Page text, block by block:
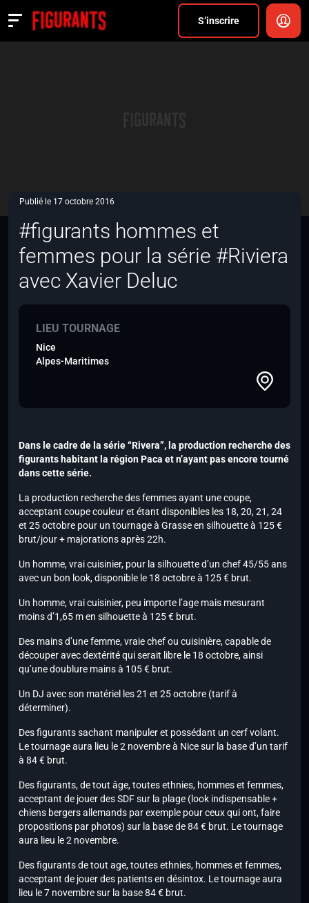
S’inscrire
Actualités
Publié le 17 octobre 2016
#figurants hommes et
femmes pour la série #Riviera
avec Xavier Deluc
LIEU TOURNAGE
Nice
Alpes-Maritimes
Dans le cadre de la série “Rivera”, la production recherche des
figurants habitant la région Paca et n’ayant pas encore tourné
dans cette série.
La production recherche des femmes ayant une coupe,
acceptant coupe couleur et étant disponibles les 18, 20, 21, 24
et 25 octobre pour un tournage à Grasse en silhouette à 125 €
brut/jour + majorations après 22h.
Un homme, vrai cuisinier, pour la silhouette d’un chef 45/55 ans
avec un bon look, disponible le 18 octobre à 125 € brut.
Un homme, vrai cuisinier, peu importe l’age mais mesurant
moins d’1,65 m en silhouette à 125 € brut.
Des mains d’une femme, vraie chef ou cuisinière, capable de
découper avec dextérité qui serait libre le 18 octobre, ainsi
qu’une doublure mains à 105 € brut.
Un DJ avec son matériel les 21 et 25 octobre (tarif à
déterminer).
Des figurants sachant manipuler et possédant un cerf volant.
Le tournage aura lieu le 2 novembre à Nice sur la base d’un tarif
à 84 € brut.
Des figurants, de tout âge, toutes ethnies, hommes et femmes,
acceptant de jouer des SDF sur la plage (look indispensable +
chiens bergers allemands par exemple pour ceux qui ont, faire
propositions par photos) sur la base de 84 € brut. Le tournage
aura lieu le 2 novembre.
Des figurants de tout age, toutes ethnies, hommes et femmes,
acceptant de jouer des patients en désintox. Le tournage aura
lieu le 7 novembre sur la base 84 € brut.